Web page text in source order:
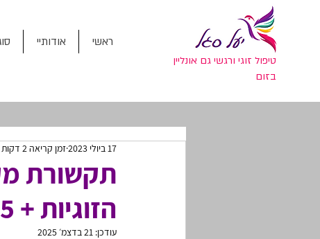
ראשי אודותיי
טיפול זוגי ורגשי גם אונליין
בזום
תקשורת
הזוגיות + 5 טיפים מעשיים
17 ביולי 2023 זמן קריאה 2 דקות
עודכן: 21 בדצמ׳ 2025